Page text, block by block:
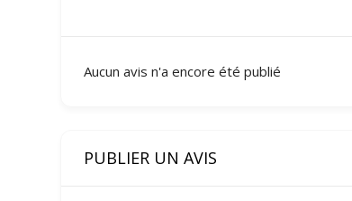
Aucun avis n'a encore été publié
PUBLIER UN AVIS